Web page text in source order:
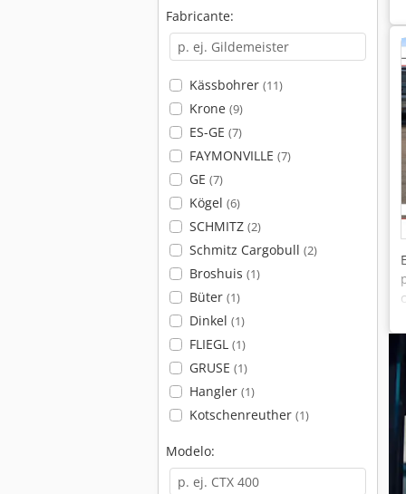
Fabricante:
Kässbohrer (11)
Krone (9)
ES-GE (7)
FAYMONVILLE (7)
GE (7)
Kögel (6)
SCHMITZ (2)
Schmitz Cargobull (2)
Broshuis (1)
Büter (1)
Dinkel (1)
FLIEGL (1)
GRUSE (1)
Hangler (1)
Kotschenreuther (1)
Modelo: